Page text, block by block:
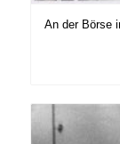
An der Börse